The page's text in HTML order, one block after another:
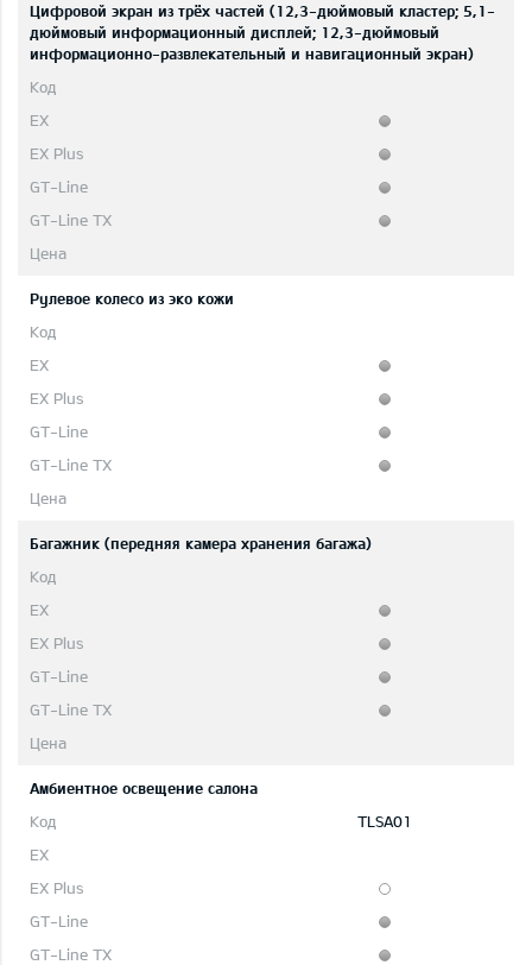
Цифровой экран из трёх частей (12,3-дюймовый кластер; 5,1-
дюймовый информационный дисплей; 12,3-дюймовый
информационно-развлекательный и навигационный экран)
Рулевое колесо из эко кожи
Багажник (передняя камера хранения багажа)
Aмбиентное освещение салона
TLSA01